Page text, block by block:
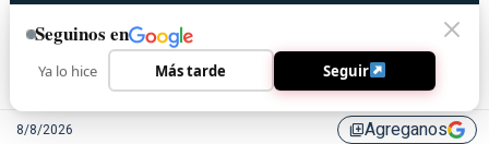
8/8/2026 library_addAgreganos
Seguinos en
Ya lo hice Más tarde Seguir